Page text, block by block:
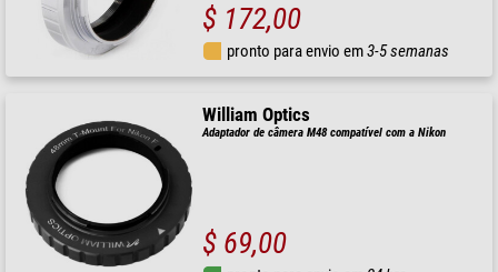
$ 172,00
pronto para envio em3-5 semanas
William Optics
Adaptador de câmera M48 compatível com a Nikon
$ 69,00